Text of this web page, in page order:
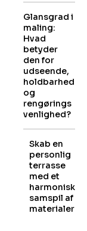
Glansgrad i
maling:
Hvad
betyder
den for
udseende,
holdbarhed
og
rengørings
venlighed?
Skab en
personlig
terrasse
med et
harmonisk
samspil af
materialer